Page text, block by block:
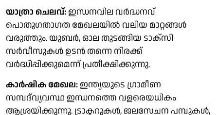
യാത്രാ ചെലവ്: ഇന്ധനവില വർദ്ധനവ്
പൊതുഗതാഗത മേഖലയിൽ വലിയ മാറ്റങ്ങൾ
വരുത്തും. യുബർ, ഓല തുടങ്ങിയ ടാക്സി
സർവീസുകൾ ഉടൻ തന്നെ നിരക്ക്
വർദ്ധിപ്പിക്കുമെന്ന് പ്രതീക്ഷിക്കുന്നു.
കാർഷിക മേഖല: ഇന്ത്യയുടെ ഗ്രാമീണ
സമ്പദ്‌വ്യവസ്ഥ ഇന്ധനത്തെ വളരെയധികം
ആശ്രയിക്കുന്നു. ട്രാക്ടറുകൾ, ജലസേചന പമ്പുകൾ,